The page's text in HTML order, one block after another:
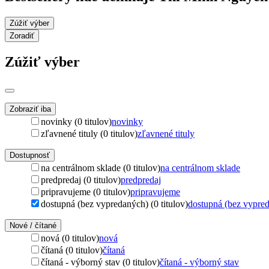
Zúžiť výber
Zoradiť
Zúžiť výber
Zobraziť iba
novinky (0 titulov)novinky
zľavnené tituly (0 titulov)zľavnené tituly
Dostupnosť
na centrálnom sklade (0 titulov)na centrálnom sklade
predpredaj (0 titulov)predpredaj
pripravujeme (0 titulov)pripravujeme
dostupná (bez vypredaných) (0 titulov)dostupná (bez
Nové / čítané
nová (0 titulov)nová
čítaná (0 titulov)čítaná
čítaná - výborný stav (0 titulov)čítaná - výborný stav